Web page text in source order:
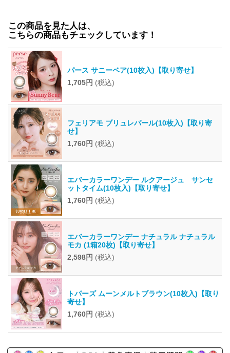
この商品を見た人は、
こちらの商品もチェックしています！
パース サニーベア(10枚入)【取り寄せ】
1,705円 (税込)
フェリアモ ブリュレパール(10枚入)【取り寄
せ】
1,760円 (税込)
エバーカラーワンデー ルクアージュ サンセ
ットタイム(10枚入)【取り寄せ】
1,760円 (税込)
エバーカラーワンデー ナチュラル ナチュラル
モカ (1箱20枚)【取り寄せ】
2,598円 (税込)
トパーズ ムーンメルトブラウン(10枚入)【取り
寄せ】
1,760円 (税込)